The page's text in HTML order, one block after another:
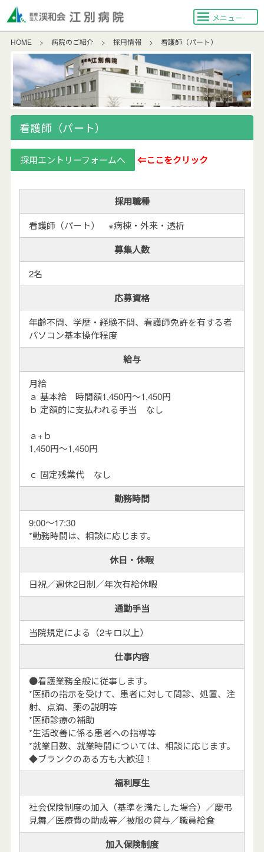
メニュー
HOME > 病院のご紹介 > 採用情報 > 看護師（パート）
看護師（パート）
採用エントリーフォームへ ⇐ここをクリック
採用職種
看護師（パート） ※病棟・外来・透析
募集人数
2名
応募資格
年齢不問、学歴・経験不問、看護師免許を有する者
パソコン基本操作程度
給与
月給
ａ 基本給 時間額1,450円～1,450円
ｂ 定額的に支払われる手当 なし
ａ+ｂ
1,450円～1,450円
ｃ 固定残業代 なし
勤務時間
9:00～17:30
*勤務時間は、相談に応じます。
休日・休暇
日祝／週休2日制／年次有給休暇
通勤手当
当院規定による（2キロ以上）
仕事内容
●看護業務全般に従事します。
*医師の指示を受けて、患者に対して問診、処置、注
射、点滴、薬の説明等
*医師診療の補助
*生活改善に係る患者への指導等
*就業日数、就業時間については、相談に応じます。
◆ブランクのある方も大歓迎！
福利厚生
社会保険制度の加入（基準を満たした場合）／慶弔
見舞／医療費の助成等／被服の貸与／職員給食
加入保険制度